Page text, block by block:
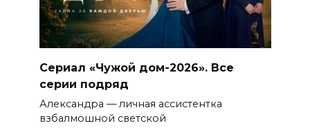
Сериал «Чужой дом-2026». Все
серии подряд
Александра — личная ассистентка
взбалмошной светской